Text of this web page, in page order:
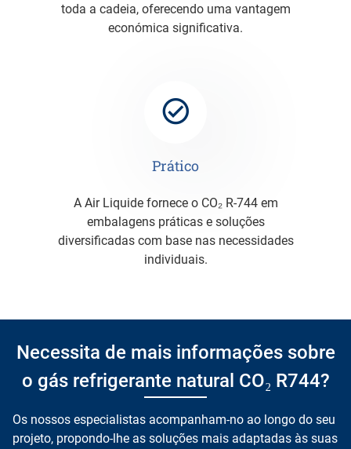
toda a cadeia, oferecendo uma vantagem
económica significativa.
Prático
A Air Liquide fornece o CO₂ R-744 em
embalagens práticas e soluções
diversificadas com base nas necessidades
individuais.
Necessita de mais informações sobre
o gás refrigerante natural CO₂ R744?
Os nossos especialistas acompanham-no ao longo do seu
projeto, propondo-lhe as soluções mais adaptadas às suas